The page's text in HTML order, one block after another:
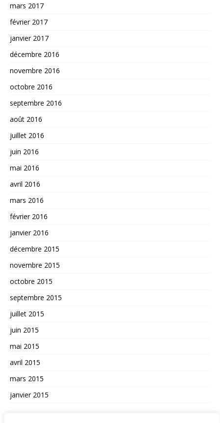
mars 2017
février 2017
janvier 2017
décembre 2016
novembre 2016
octobre 2016
septembre 2016
août 2016
juillet 2016
juin 2016
mai 2016
avril 2016
mars 2016
février 2016
janvier 2016
décembre 2015
novembre 2015
octobre 2015
septembre 2015
juillet 2015
juin 2015
mai 2015
avril 2015
mars 2015
janvier 2015